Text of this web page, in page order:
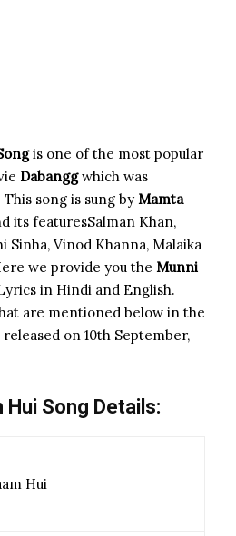
is one of the most popular
Dabanggwhich was
song is sung by Mamta
its featuresSalman Khan,
Sinha, Vinod Khanna, Malaika
we provide you the Munni
in Hindi and English.
are mentioned below in the
on 10th September,
Hui Song Details:
Hui